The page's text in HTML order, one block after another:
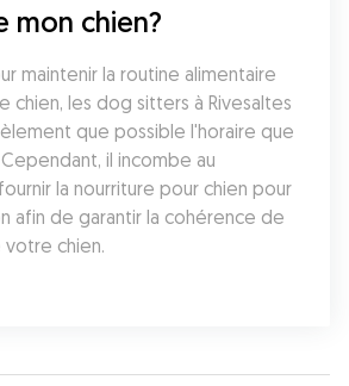
mon chien?
chien, les dog sitters à Rivesaltes
que possible l'horaire que
il incombe au
la nourriture pour chien pour
afin de garantir la cohérence de
chien.